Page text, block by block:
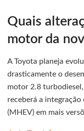
Quais
motor da
A Toyota planeja
drasticamente o
motor 2.8
receberá a
(MHEV) em mais